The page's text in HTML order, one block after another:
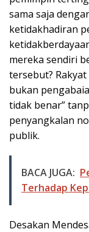
sama saja
ketidakhadiran
mereka sendiri
tersebut?
bukan
tidak benar”
penyangkalan
publik.
BACA JUGA:
Terhadap
Desakan